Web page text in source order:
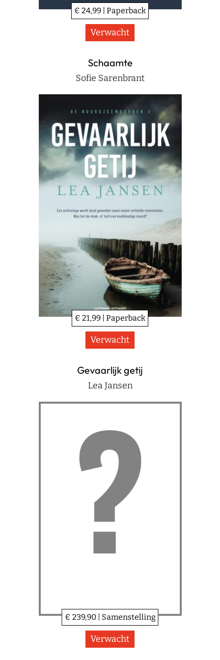
€ 24,99 | Paperback
Verwacht
Schaamte
Sofie Sarenbrant
€ 21,99 | Paperback
Verwacht
Gevaarlijk getij
Lea Jansen
€ 239,90 | Samenstelling
Verwacht